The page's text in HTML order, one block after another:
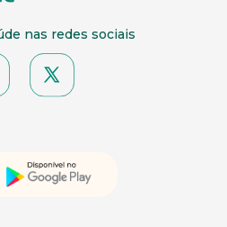
nas redes sociais